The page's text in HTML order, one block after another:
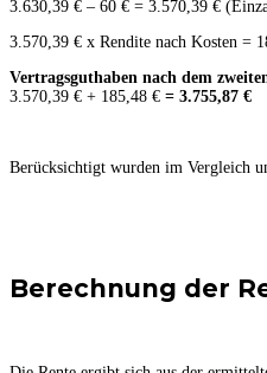
3.630,39 € – 60 € = 3.570,39 €
3.570,39 € x Rendite nach Kosten =
Vertragsguthaben nach dem
3.570,39 € + 185,48 € = 3.755,87 €
Berücksichtigt wurden im Vergleich
Berechnung der